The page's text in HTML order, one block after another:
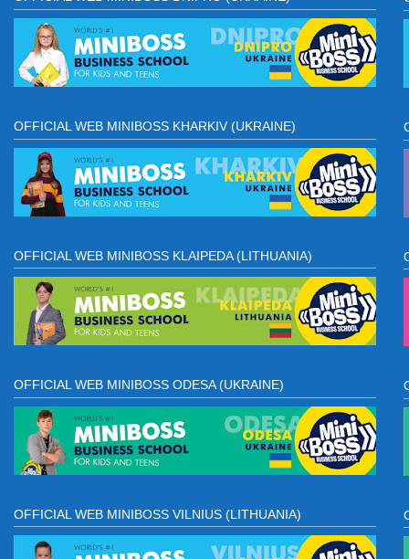
OFFICIAL WEB MINIBOSS KHARKIV (UKRAINE)
OFFICIAL WEB MINIBOSS KLAIPEDA (LITHUANIA)
OFFICIAL WEB MINIBOSS ODESA (UKRAINE)
OFFICIAL WEB MINIBOSS VILNIUS (LITHUANIA)